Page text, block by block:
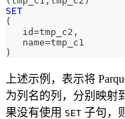
SET
(
   id
=tmp_c2 ,
   name
=tmp_c1
)
上述示例，表示将
为列名的列，分别映射
果没有使用 SET 子句，